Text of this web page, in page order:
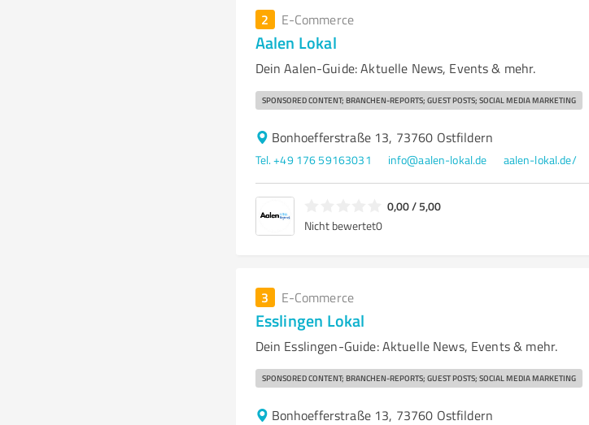
2 E-Commerce
Aalen Lokal
Dein Aalen-Guide: Aktuelle News, Events & mehr.
SPONSORED CONTENT; BRANCHEN-REPORTS; GUEST POSTS; SOCIAL MEDIA MARKETING
Bonhoefferstraße 13, 73760 Ostfildern
Tel. +49 176 59163031 info@aalen-lokal.de aalen-lokal.de/
0,00 / 5,00
Nicht bewertet0
3 E-Commerce
Esslingen Lokal
Dein Esslingen-Guide: Aktuelle News, Events & mehr.
SPONSORED CONTENT; BRANCHEN-REPORTS; GUEST POSTS; SOCIAL MEDIA MARKETING
Bonhoefferstraße 13, 73760 Ostfildern